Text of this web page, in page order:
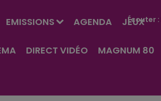
EMISSIONS AGENDA JEUX
DIRECT VIDÉO MAGNUM 80
Écouter :